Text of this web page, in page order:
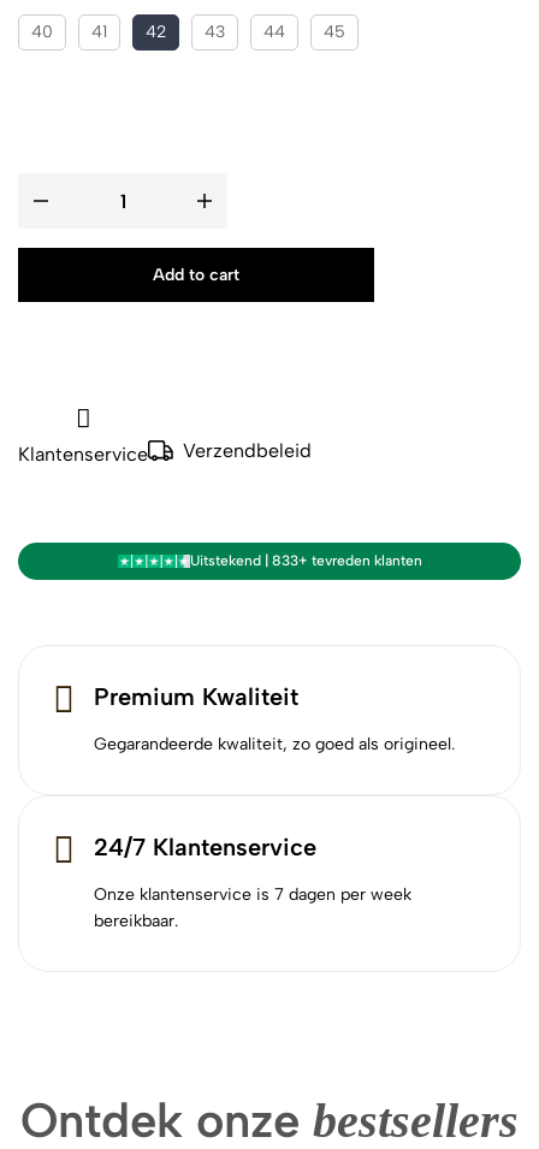
40 41 42 43 44 45
Add to cart
Klantenservice Verzendbeleid
Uitstekend | 833+ tevreden klanten
Premium Kwaliteit
Gegarandeerde kwaliteit, zo goed als origineel.
24/7 Klantenservice
Onze klantenservice is 7 dagen per week
bereikbaar.
Ontdek onze bestsellers